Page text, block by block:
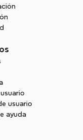
tu mapa.
usuario
ayuda